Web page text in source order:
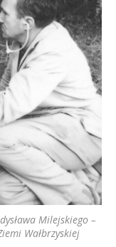
Milejskiego –
Wałbrzyskiej